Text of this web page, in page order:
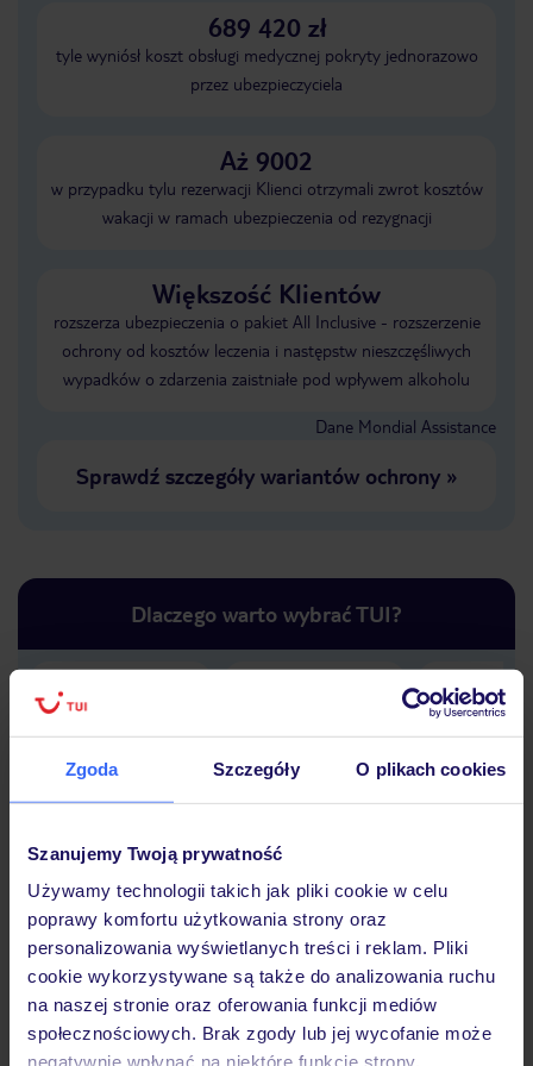
Zgoda Szczegóły O plikach cookies
Szanujemy Twoją prywatność
Używamy technologii takich jak pliki cookie w celu
poprawy komfortu użytkowania strony oraz
personalizowania wyświetlanych treści i reklam. Pliki
cookie wykorzystywane są także do analizowania ruchu
na naszej stronie oraz oferowania funkcji mediów
społecznościowych. Brak zgody lub jej wycofanie może
negatywnie wpłynąć na niektóre funkcje strony.
689 420 zł
tyle wyniósł koszt obsługi medycznej pokryty jednorazowo
przez ubezpieczyciela
Aż 9002
w przypadku tylu rezerwacji Klienci otrzymali zwrot kosztów
wakacji w ramach ubezpieczenia od rezygnacji
Większość Klientów
rozszerza ubezpieczenia o pakiet All Inclusive - rozszerzenie
ochrony od kosztów leczenia i następstw nieszczęśliwych
wypadków o zdarzenia zaistniałe pod wpływem alkoholu
Dane Mondial Assistance
Sprawdź szczegóły wariantów ochrony»
Dlaczego warto wybrać TUI?
Lider niskich cen
Największe biuro
podróży w Polsce
30 lat w
Hotel
Opinie